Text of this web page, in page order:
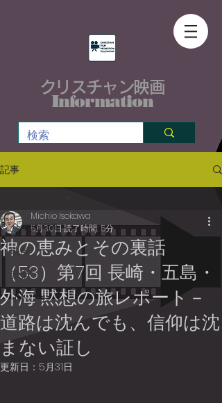
クリスチャン映画
Information
記事
全ての記事
映画
音楽
イベント
神の恵みとその裏話
（53）第7回 長崎・五島・
外海 黙想の旅レポート－
道路は沈んでも、信仰は沈
まない証し
Michio Isokawa
5月30日読了時間: 5分
更新日： 5月31日